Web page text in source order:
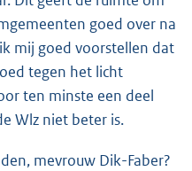
goed over na
mij goed voorstellen dat
tegen het licht
ten minste een deel
Wlz niet beter is.
mevrouw Dik-Faber?